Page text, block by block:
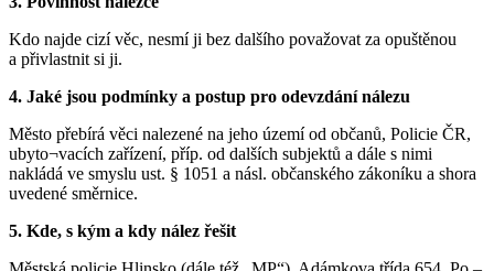
Kdo najde cizí věc, nesmí ji bez dalšího považovat za opuštěnou
a přivlastnit si ji.
4. Jaké jsou podmínky a postup pro odevzdání nálezu
Město přebírá věci nalezené na jeho území od občanů, Policie ČR,
ubyto¬vacích zařízení, příp. od dalších subjektů a dále s nimi
nakládá ve smyslu ust. § 1051 a násl. občanského zákoníku a shora
uvedené směrnice.
5. Kde, s kým a kdy nález řešit